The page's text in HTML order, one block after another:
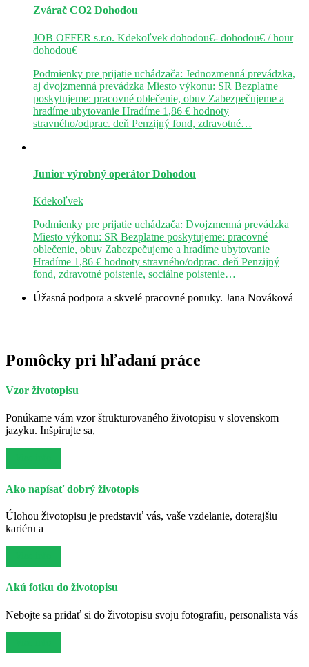
Zvárač CO2 Dohodou
JOB OFFER s.r.o. Kdekoľvek dohodou€- dohodou€ / hour
dohodou€
Podmienky pre prijatie uchádzača: Jednozmenná prevádzka,
aj dvojzmenná prevádzka Miesto výkonu: SR Bezplatne
poskytujeme: pracovné oblečenie, obuv Zabezpečujeme a
hradíme ubytovanie Hradíme 1,86 € hodnoty
stravného/odprac. deň Penzijný fond, zdravotné…
Junior výrobný operátor Dohodou
Kdekoľvek
Podmienky pre prijatie uchádzača: Dvojzmenná prevádzka
Miesto výkonu: SR Bezplatne poskytujeme: pracovné
oblečenie, obuv Zabezpečujeme a hradíme ubytovanie
Hradíme 1,86 € hodnoty stravného/odprac. deň Penzijný
fond, zdravotné poistenie, sociálne poistenie…
Úžasná podpora a skvelé pracovné ponuky. Jana Nováková
Pomôcky pri hľadaní práce
Vzor životopisu
Ponúkame vám vzor štrukturovaného životopisu v slovenskom
jazyku. Inšpirujte sa,
Ako napísať dobrý životopis
Úlohou životopisu je predstaviť vás, vaše vzdelanie, doterajšiu
kariéru a
Akú fotku do životopisu
Nebojte sa pridať si do životopisu svoju fotografiu, personalista vás